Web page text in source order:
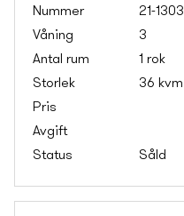
21-1303
3
1 rok
36 kvm
Såld